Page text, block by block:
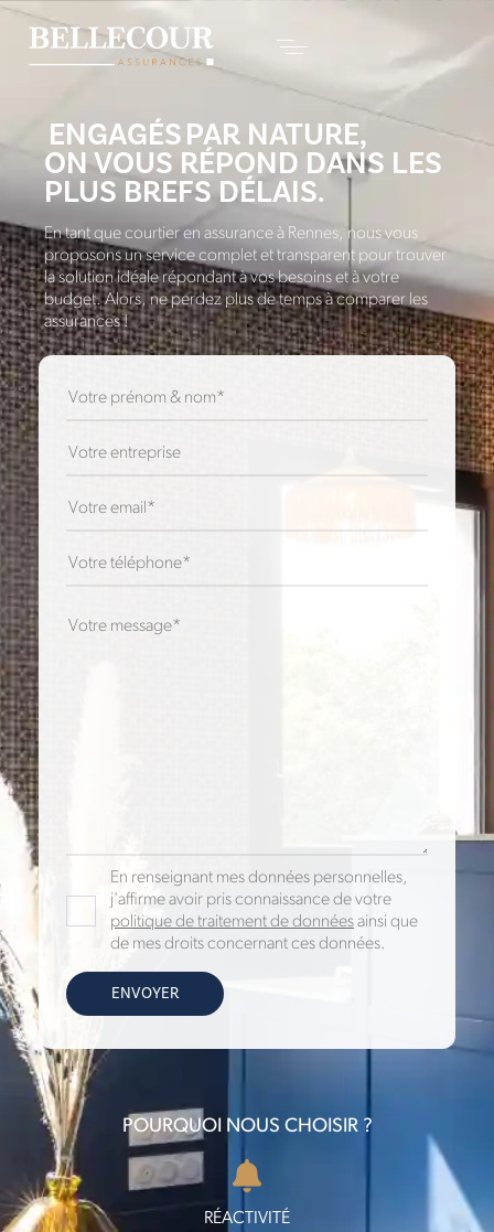
ENGAGÉSPAR NATURE,
ON VOUS RÉPOND DANS LES
PLUS BREFS DÉLAIS.
En tant que courtier en assurance à Rennes, nous vous
proposons un service complet et transparent pour trouver
la solution idéale répondant à vos besoins et à votre
budget. Alors, ne perdez plus de temps à comparer les
assurances !
POURQUOI NOUS CHOISIR ?
RÉACTIVITÉ
En renseignant mes données personnelles,
j'affirme avoir pris connaissance de votre
politique de traitement de donnéesainsi que
de mes droits concernant ces données.